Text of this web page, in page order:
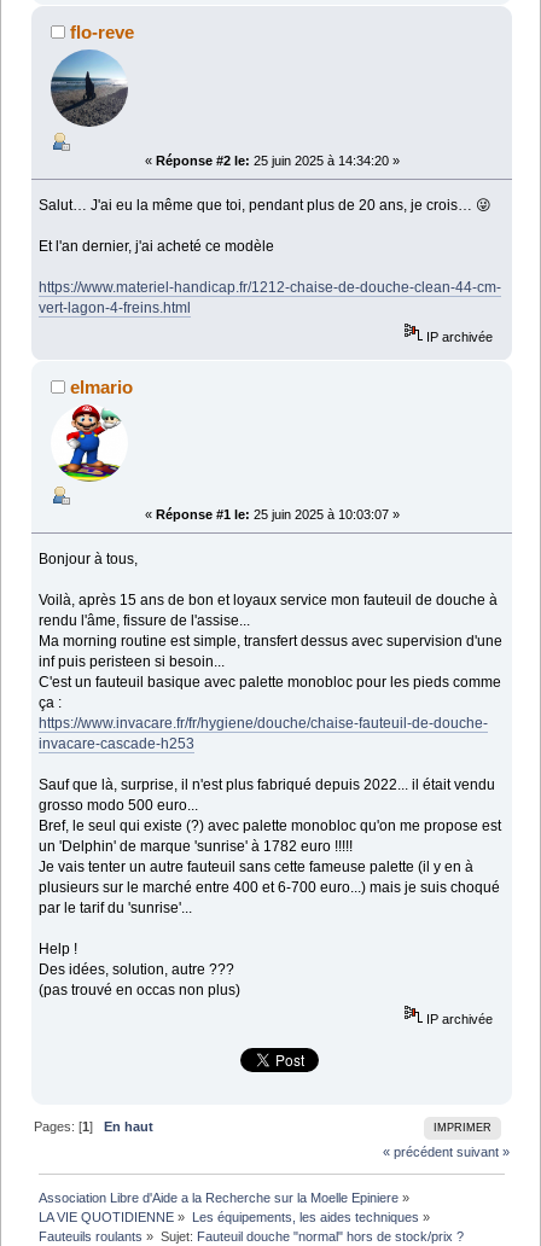
flo-reve
« Réponse #2 le: 25 juin 2025 à 14:34:20 »
Salut… J'ai eu la même que toi, pendant plus de 20 ans, je crois… 😜
Et l'an dernier, j'ai acheté ce modèle
https://www.materiel-handicap.fr/1212-chaise-de-douche-clean-44-cm-
vert-lagon-4-freins.html
IP archivée
elmario
« Réponse #1 le: 25 juin 2025 à 10:03:07 »
Bonjour à tous,
Voilà, après 15 ans de bon et loyaux service mon fauteuil de douche à
rendu l'âme, fissure de l'assise...
Ma morning routine est simple, transfert dessus avec supervision d'une
inf puis peristeen si besoin...
C'est un fauteuil basique avec palette monobloc pour les pieds comme
ça :
https://www.invacare.fr/fr/hygiene/douche/chaise-fauteuil-de-douche-
invacare-cascade-h253
Sauf que là, surprise, il n'est plus fabriqué depuis 2022... il était vendu
grosso modo 500 euro...
Bref, le seul qui existe (?) avec palette monobloc qu'on me propose est
un 'Delphin' de marque 'sunrise' à 1782 euro !!!!!
Je vais tenter un autre fauteuil sans cette fameuse palette (il y en à
plusieurs sur le marché entre 400 et 6-700 euro...) mais je suis choqué
par le tarif du 'sunrise'...
Help !
Des idées, solution, autre ???
(pas trouvé en occas non plus)
IP archivée
IMPRIMER
Pages: [1]En haut
« précédent suivant »
Association Libre d'Aide a la Recherche sur la Moelle Epiniere »
LA VIE QUOTIDIENNE » Les équipements, les aides techniques »
Fauteuils roulants » Sujet: Fauteuil douche "normal" hors de stock/prix ?